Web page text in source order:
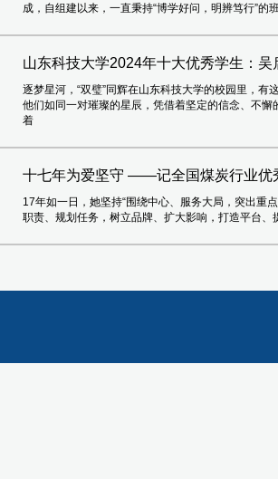
成，自组建以来，一直秉持“博学好问，明辨笃行”
山东科技大学2024年十大优秀学生：吴
逐梦星河，“双璧”同辉在山东科技大学的校园里，
他们如同一对璀璨的星辰，凭借着坚定的信念、不
着
十七年为爱坚守 ——记全国煤炭行业优
17年如一日，她坚持“围绕中心、服务大局，突出重
职责、规划任务，树立品牌、扩大影响，打造平台